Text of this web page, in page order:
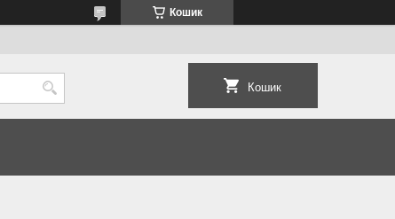
Кошик
Кошик